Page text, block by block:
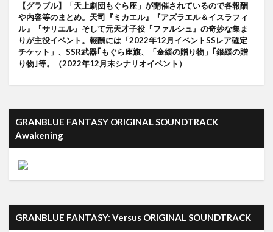
【グラブル】「天上劇団もぐら座」が開催されているので各報酬
や内容等のまとめ。天司『ミカエル』『アズラエル＆イスラフィ
ル』『サリエル』そして元天才子役『ファルシュ』の奇妙な集ま
りが主役イベント。報酬には「2022年12月イベントSSレア確定
チケット」、SSR武器｢もぐら座旗、「金緩の贈り物」｢銀緩の贈
り物｣等。（2022年12月末シナリオイベント）
GRANBLUE FANTASY ORIGINAL SOUNDTRACK
Awakening
GRANBLUE FANTASY: Versus ORIGINAL SOUNDTRACK